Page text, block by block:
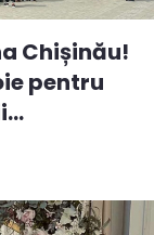
Chișinău!
pentru